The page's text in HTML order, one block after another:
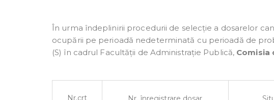
În urma îndeplinirii procedurii de selecție a dosarelor
ocupării pe perioadă nedeterminată cu perioadă de
(S) în cadrul Facultății de Administrație Publică, Comisia
Nr.crt